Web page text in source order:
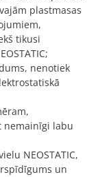
plastmasas
tikusi
nenotiek
nemainīgi labu
NEOSTATIC,
un